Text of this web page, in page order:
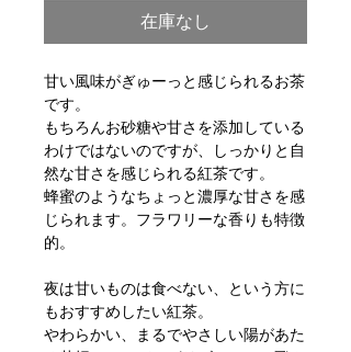
在庫なし
甘い風味がぎゅーっと感じられるお茶
です。
もちろんお砂糖や甘さを添加している
わけではないのですが、しっかりと自
然な甘さを感じられる紅茶です。
蜂蜜のようなちょっと濃厚な甘さを感
じられます。フラワリーな香りも特徴
的。
夜は甘いものは食べない、という方に
もおすすめしたい紅茶。
やわらかい、まるでやさしい陽があた